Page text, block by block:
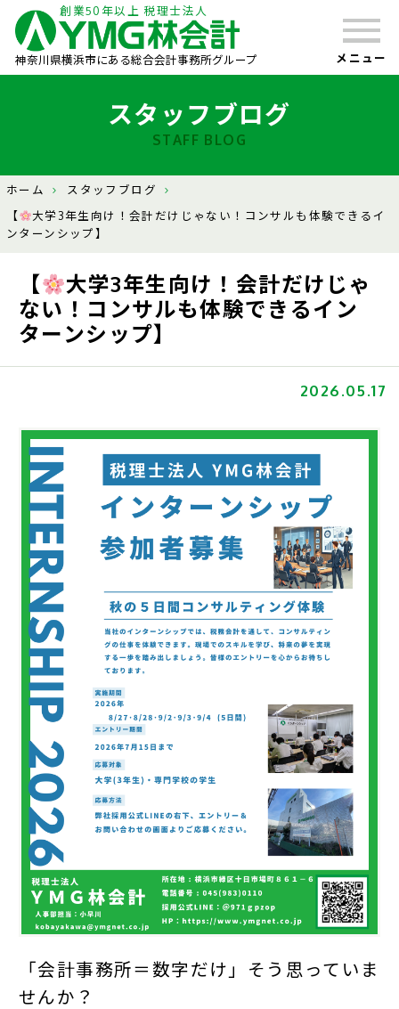
創業50年以上 税理士法人
神奈川県横浜市にある総合会計事務所グループ メニュー
スタッフブログ
STAFF BLOG
ホーム
スタッフブログ
【
大学3年生向け！会計だけじゃない！コンサルも体験できるイ
ンターンシップ】
【
大学3年生向け！会計だけじゃ
ない！コンサルも体験できるイン
ターンシップ】
2026.05.17
「会計事務所＝数字だけ」そう思っていま
せんか？